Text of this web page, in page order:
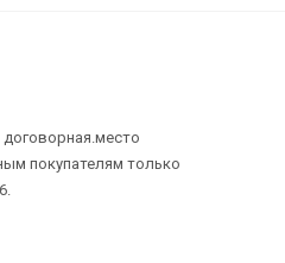
покупателям только